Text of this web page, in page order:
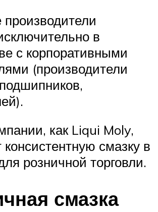
в
с корпоративными
(производители
как Liqui Moly,
смазку в
розничной торговли.
смазка